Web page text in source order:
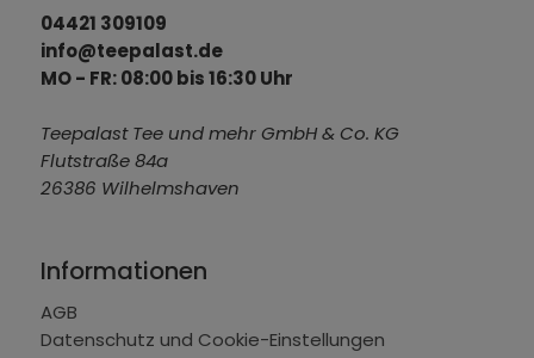
04421 309109
info@teepalast.de
MO - FR: 08:00 bis 16:30 Uhr
Teepalast Tee und mehr GmbH & Co. KG
Flutstraße 84a
26386 Wilhelmshaven
Informationen
AGB
Datenschutz und Cookie-Einstellungen